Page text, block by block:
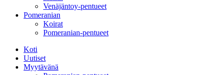
Venäjäntoy-pentueet
Pomeranian
Koirat
Pomeranian-pentueet
Koti
Uutiset
Myytävänä